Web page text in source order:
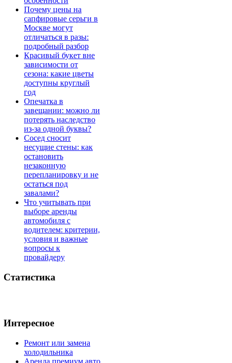
Почему цены на
сапфировые серьги в
Москве могут
отличаться в разы:
подробный разбор
Красивый букет вне
зависимости от
сезона: какие цветы
доступны круглый
год
Опечатка в
завещании: можно ли
потерять наследство
из-за одной буквы?
Сосед сносит
несущие стены: как
остановить
незаконную
перепланировку и не
остаться под
завалами?
Что учитывать при
выборе аренды
автомобиля с
водителем: критерии,
условия и важные
вопросы к
провайдеру
Статистика
Интересное
Ремонт или замена
холодильника